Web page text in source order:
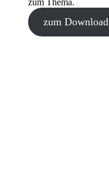
zum Thema.
zum Download